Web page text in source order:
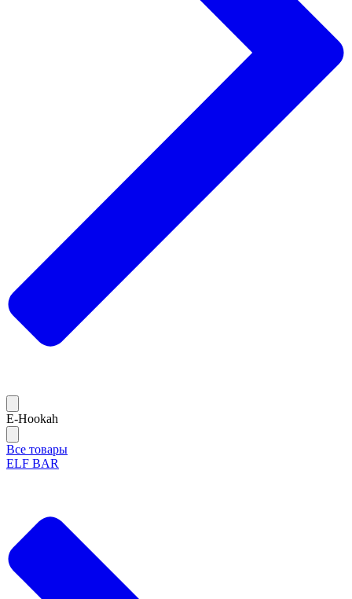
Е-Hookah
Все товары
ELF BAR